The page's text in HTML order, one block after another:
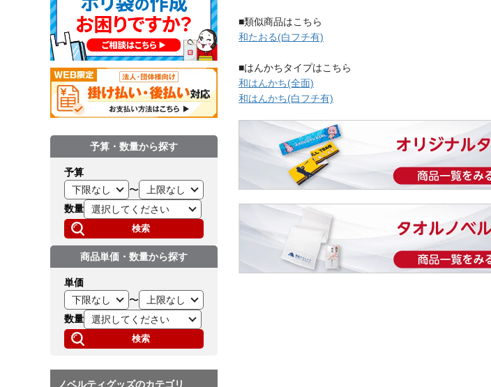
■類似商品はこちら
和たおる(白フチ有)
■はんかちタイプはこちら
和はんかち(全面)
和はんかち(白フチ有)
予算・数量から探す
予算
〜
数量
検索
商品単価・数量から探す
単価
〜
数量
検索
ノベルティグッズのカテゴリ